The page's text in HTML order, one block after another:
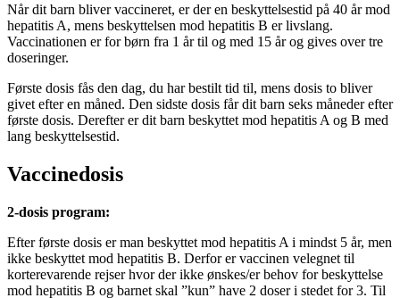
Når dit barn bliver vaccineret, er der en beskyttelsestid på 40 år mod
hepatitis A, mens beskyttelsen mod hepatitis B er livslang.
Vaccinationen er for børn fra 1 år til og med 15 år og gives over tre
doseringer.
Første dosis fås den dag, du har bestilt tid til, mens dosis to bliver
givet efter en måned. Den sidste dosis får dit barn seks måneder efter
første dosis. Derefter er dit barn beskyttet mod hepatitis A og B med
lang beskyttelsestid.
Vaccinedosis
2-dosis program:
Efter første dosis er man beskyttet mod hepatitis A i mindst 5 år, men
ikke beskyttet mod hepatitis B. Derfor er vaccinen velegnet til
korterevarende rejser hvor der ikke ønskes/er behov for beskyttelse
mod hepatitis B og barnet skal ”kun” have 2 doser i stedet for 3. Til